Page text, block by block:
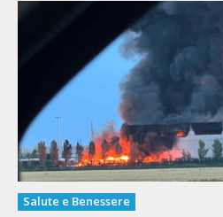
Salute e Benessere